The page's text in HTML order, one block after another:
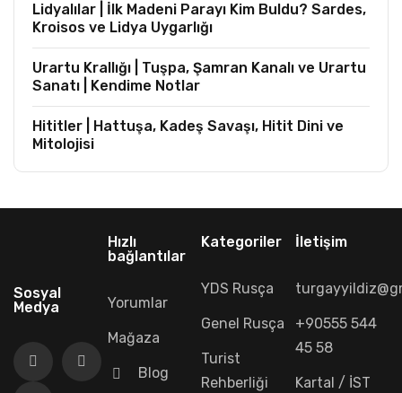
Lidyalılar | İlk Madeni Parayı Kim Buldu? Sardes,
Kroisos ve Lidya Uygarlığı
Urartu Krallığı | Tuşpa, Şamran Kanalı ve Urartu
Sanatı | Kendime Notlar
Hititler | Hattuşa, Kadeş Savaşı, Hitit Dini ve
Mitolojisi
Sosyal
Medya
Hızlı
bağlantılar
Yorumlar
Mağaza
Blog
Kategoriler
YDS Rusça
Genel Rusça
Turist
Rehberliği
İletişim
+90555 544
45 58
Kartal / İST